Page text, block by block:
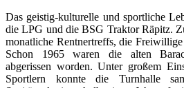
Das geistig-kulturelle und sportliche
die LPG und die BSG Traktor Räpitz.
monatliche Rentnertreffs, die
Schon 1965 waren die alten
abgerissen worden. Unter großem
Sportlern konnte die Turnhalle